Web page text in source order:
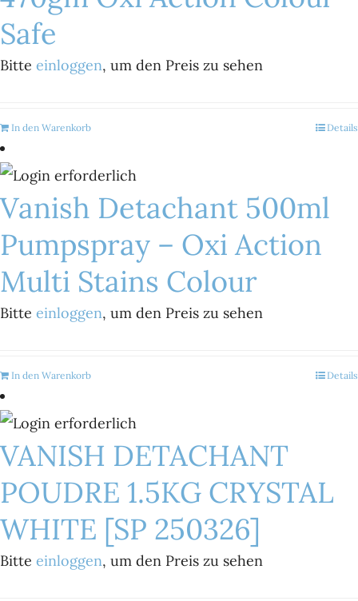
Safe
Bitte einloggen, um den Preis zu sehen
In den Warenkorb Details
Vanish Detachant 500ml
Pumpspray – Oxi Action
Multi Stains Colour
Bitte einloggen, um den Preis zu sehen
In den Warenkorb Details
VANISH DETACHANT
POUDRE 1.5KG CRYSTAL
WHITE [SP 250326]
Bitte einloggen, um den Preis zu sehen